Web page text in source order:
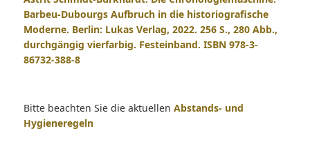
Barbeu-Dubourgs Aufbruch in die historiografische
Moderne. Berlin: Lukas Verlag, 2022. 256 S., 280 Abb.,
durchgängig vierfarbig. Festeinband. ISBN 978-3-
86732-388-8
Bitte beachten Sie die aktuellen Abstands- und
Hygieneregeln